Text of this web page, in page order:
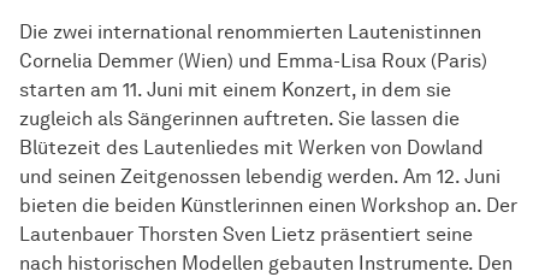
Die zwei international renommierten Lautenistinnen
Cornelia Demmer (Wien) und Emma-Lisa Roux (Paris)
starten am 11. Juni mit einem Konzert, in dem sie
zugleich als Sängerinnen auftreten. Sie lassen die
Blütezeit des Lautenliedes mit Werken von Dowland
und seinen Zeitgenossen lebendig werden. Am 12. Juni
bieten die beiden Künstlerinnen einen Workshop an. Der
Lautenbauer Thorsten Sven Lietz präsentiert seine
nach historischen Modellen gebauten Instrumente. Den